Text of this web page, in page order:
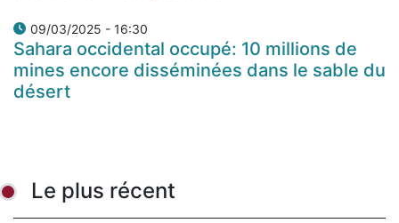
09/03/2025 - 16:30
Sahara occidental occupé: 10 millions de
mines encore disséminées dans le sable du
désert
Le plus récent